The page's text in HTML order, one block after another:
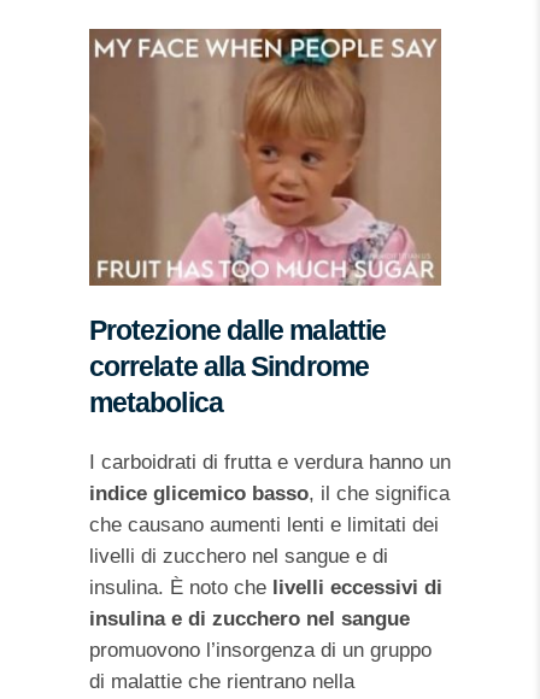
Protezione dalle malattie
correlate alla Sindrome
metabolica
I carboidrati di frutta e verdura hanno un
indice glicemico basso, il che significa
che causano aumenti lenti e limitati dei
livelli di zucchero nel sangue e di
insulina. È noto che livelli eccessivi di
insulina e di zucchero nel sangue
promuovono l’insorgenza di un gruppo
di malattie che rientrano nella